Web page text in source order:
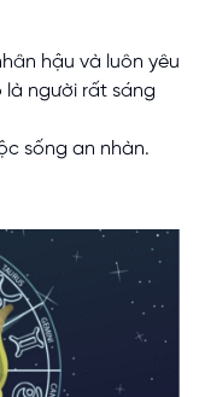
hậu và luôn yêu
là người rất sáng
sống an nhàn.